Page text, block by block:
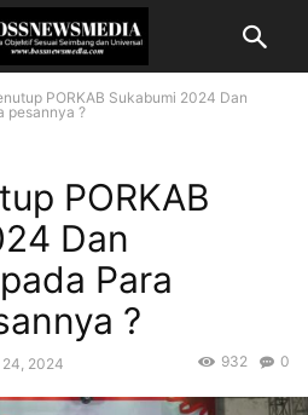
PORKAB Sukabumi 2024 Dan
pesannya ?
PORKAB
Dan
Para
?
24, 2024 0
932